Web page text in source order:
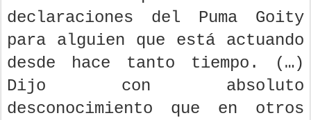
declaraciones del Puma Goity
para alguien que está actuando
desde hace tanto tiempo. (…)
Dijo con absoluto
desconocimiento que en otros